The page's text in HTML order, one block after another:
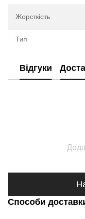
Жорсткість
Тип
Відгуки
Способи